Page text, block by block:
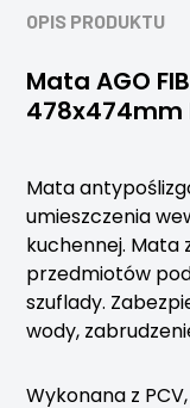
OPIS PRODUKTU
Mata AGO
478x474mm
Mata
umieszczenia
kuchennej. Mata
przedmiotów
szuflady.
wody,
Wykonana z